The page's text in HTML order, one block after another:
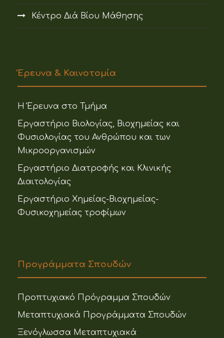
Κέντρο Διά Βίου Μάθησης
Έρευνα & Καινοτομία
Η Έρευνα στο Τμήμα
Εργαστήριο Βιολογίας, Βιοχημείας και
Φυσιολογίας του Ανθρώπου και των
Μικροοργανισμών
Εργαστήριο Διατροφής και Κλινικής
Διαιτολογίας
Εργαστήριο Χημείας-Βιοχημείας-
Φυσικοχημείας τροφίμων
Προγράμματα Σπουδών
Προπτυχιακό Πρόγραμμα Σπουδών
Μεταπτυχιακά Προγράμματα Σπουδών
Ξενόγλωσσα Μεταπτυχιακά